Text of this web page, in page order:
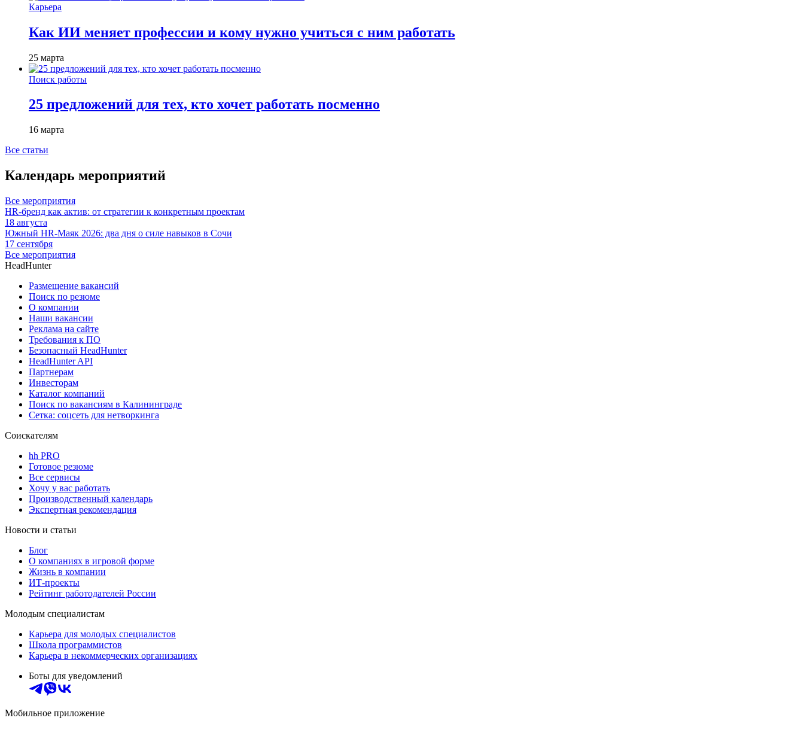
Карьера
Как ИИ меняет профессии и кому нужно учиться с ним работать
25 марта
Поиск работы
25 предложений для тех, кто хочет работать посменно
16 марта
Все статьи
Календарь мероприятий
Все мероприятия
HR-бренд как актив: от стратегии к конкретным проектам
18 августа
Южный HR-Маяк 2026: два дня о силе навыков в Сочи
17 сентября
Все мероприятия
HeadHunter
Размещение вакансий
Поиск по резюме
О компании
Наши вакансии
Реклама на сайте
Требования к ПО
Безопасный HeadHunter
HeadHunter API
Партнерам
Инвесторам
Каталог компаний
Поиск по вакансиям в Калининграде
Сетка: соцсеть для нетворкинга
Соискателям
hh PRO
Готовое резюме
Все сервисы
Хочу у вас работать
Производственный календарь
Экспертная рекомендация
Новости и статьи
Блог
О компаниях в игровой форме
Жизнь в компании
ИТ-проекты
Рейтинг работодателей России
Молодым специалистам
Карьера для молодых специалистов
Школа программистов
Карьера в некоммерческих организациях
Боты для уведомлений
Мобильное приложение